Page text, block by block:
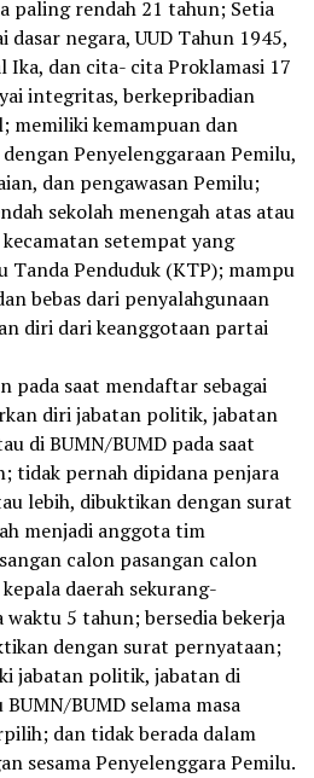
paling rendah 21 tahun; Setia
dasar negara, UUD Tahun 1945,
Ika, dan cita- cita Proklamasi 17
integritas, berkepribadian
memiliki kemampuan dan
Penyelenggaraan Pemilu,
dan pengawasan Pemilu;
sekolah menengah atas atau
setempat yang
Tanda Penduduk (KTP); mampu
bebas dari penyalahgunaan
diri dari keanggotaan partai
pada saat mendaftar sebagai
diri jabatan politik, jabatan
di BUMN/BUMD pada saat
tidak pernah dipidana penjara
lebih, dibuktikan dengan surat
menjadi anggota tim
calon pasangan calon
daerah sekurang-
5 tahun; bersedia bekerja
dengan surat pernyataan;
jabatan politik, jabatan di
BUMD selama masa
dan tidak berada dalam
sesama Penyelenggara Pemilu.